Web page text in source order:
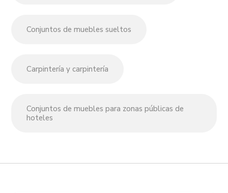
Conjuntos de muebles sueltos
Carpintería y carpintería
Conjuntos de muebles para zonas públicas de
hoteles